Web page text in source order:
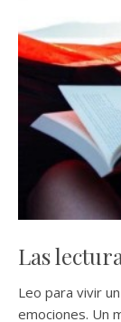
Las
Leo para vivir
emociones. Un